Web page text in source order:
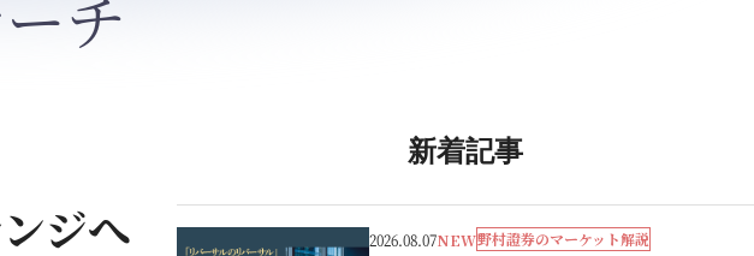
チ
ジへ
新着記事
2026.08.07NEW野村證券のマーケット解説